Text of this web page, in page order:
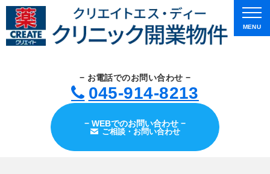
− お電話でのお問い合わせ −
045-914-8213
− WEBでのお問い合わせ −
ご相談・お問い合わせ
MENU